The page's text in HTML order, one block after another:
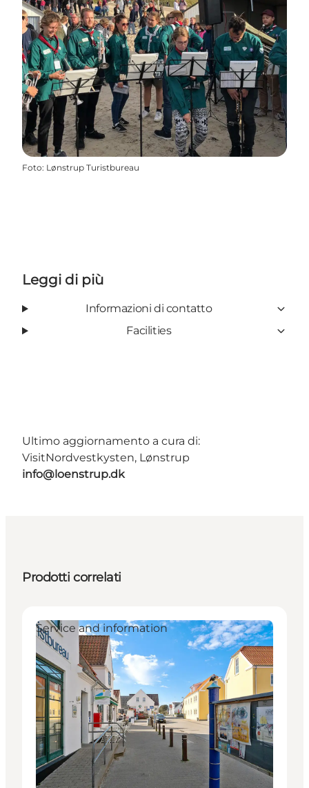
Foto: Lønstrup Turistbureau
Leggi di più
Informazioni di contatto
Facilities
Ultimo aggiornamento a cura di:
VisitNordvestkysten, Lønstrup
info@loenstrup.dk
Prodotti correlati
Service and information